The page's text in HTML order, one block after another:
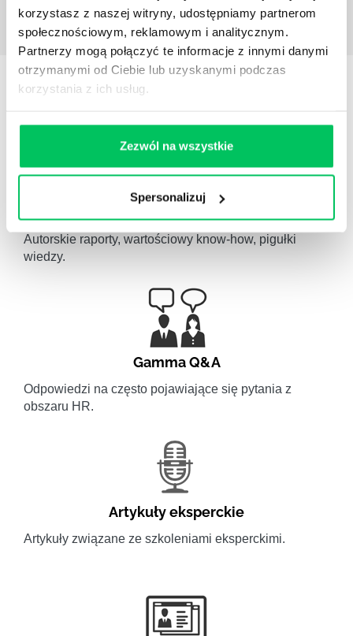
korzystasz z naszej witryny, udostępniamy partnerom
społecznościowym, reklamowym i analitycznym.
Partnerzy mogą połączyć te informacje z innymi danymi
otrzymanymi od Ciebie lub uzyskanymi podczas
korzystania z ich usług.
Zezwól na wszystkie
Spersonalizuj
STREFY WIEDZY
Autorskie raporty, wartościowy know-how, pigułki
wiedzy.
Gamma Q&A
Odpowiedzi na często pojawiające się pytania z
obszaru HR.
Artykuły eksperckie
Artykuły związane ze szkoleniami eksperckimi.